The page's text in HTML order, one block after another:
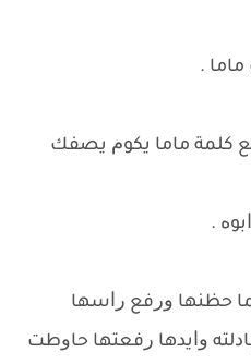
.
ﻛﻠﻤﺔ ﻣﺎﻣﺎ ﻳﻜﻮﻡ ﻳﺼﻔﻚ
.
ﺣﻈﻨﻬﺎ ﻭﺭﻓﻊ ﺭﺍﺳﻬﺎ
ﻭﺍﻳﺪﻫﺎ ﺭﻓﻌﺘﻬﺎ ﺣﺎﻭﻃﺖ